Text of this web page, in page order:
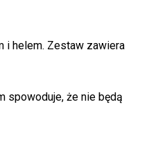
i helem. Zestaw zawiera
spowoduje, że nie będą